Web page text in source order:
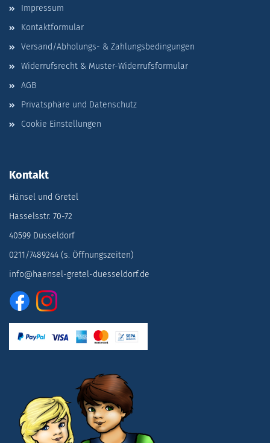
Impressum
Kontaktformular
Versand/Abholungs- & Zahlungsbedingungen
Widerrufsrecht & Muster-Widerrufsformular
AGB
Privatsphäre und Datenschutz
Cookie Einstellungen
Kontakt
Hänsel und Gretel
Hasselsstr. 70-72
40599 Düsseldorf
0211/7489244 (s. Öffnungszeiten)
info@haensel-gretel-duesseldorf.de